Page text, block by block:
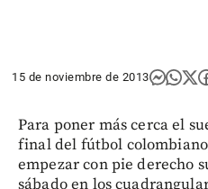
15 de noviembre de 2013
Para poner más cerca el
final del fútbol
empezar con pie derecho
sábado en los